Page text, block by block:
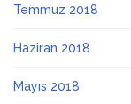
Temmuz 2018
Haziran 2018
Mayıs 2018